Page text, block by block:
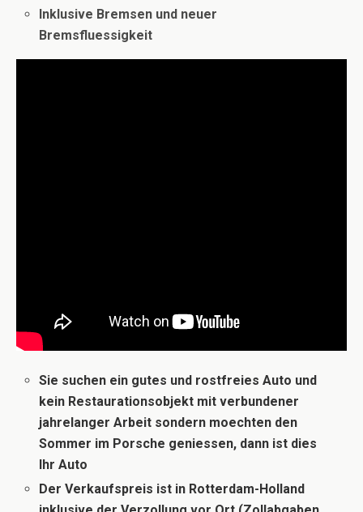
Inklusive Bremsen und neuer
Bremsfluessigkeit
Sie suchen ein gutes und rostfreies Auto und
kein Restaurationsobjekt mit verbundener
jahrelanger Arbeit sondern moechten den
Sommer im Porsche geniessen, dann ist dies
Ihr Auto
Der Verkaufspreis ist in Rotterdam-Holland